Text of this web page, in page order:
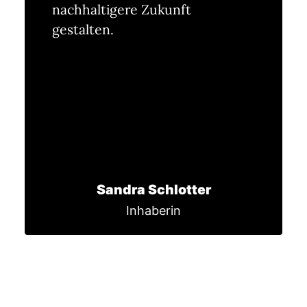
nachhaltigere Zukunft
gestalten.
Sandra Schlotter
Inhaberin